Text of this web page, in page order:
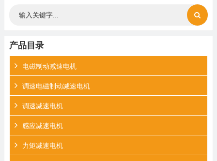
产品目录
电磁制动减速电机
调速电磁制动减速电机
调速减速电机
感应减速电机
力矩减速电机